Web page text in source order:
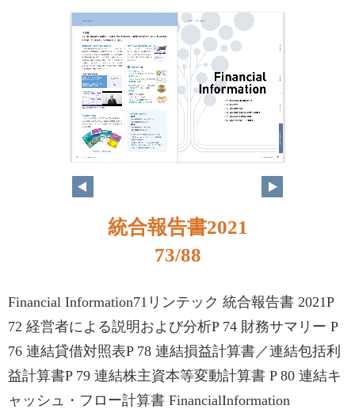
統合報告書2021
73/88
Financial Information71リンテック 統合報告書 2021P
72 経営者による説明および分析P 74 財務サマリー P
76 連結貸借対照表P 78 連結損益計算書／連結包括利
益計算書P 79 連結株主資本等変動計算書 P 80 連結キ
ャッシュ・フロー計算書 FinancialInformation